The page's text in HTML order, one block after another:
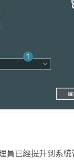
員已經提升到系統